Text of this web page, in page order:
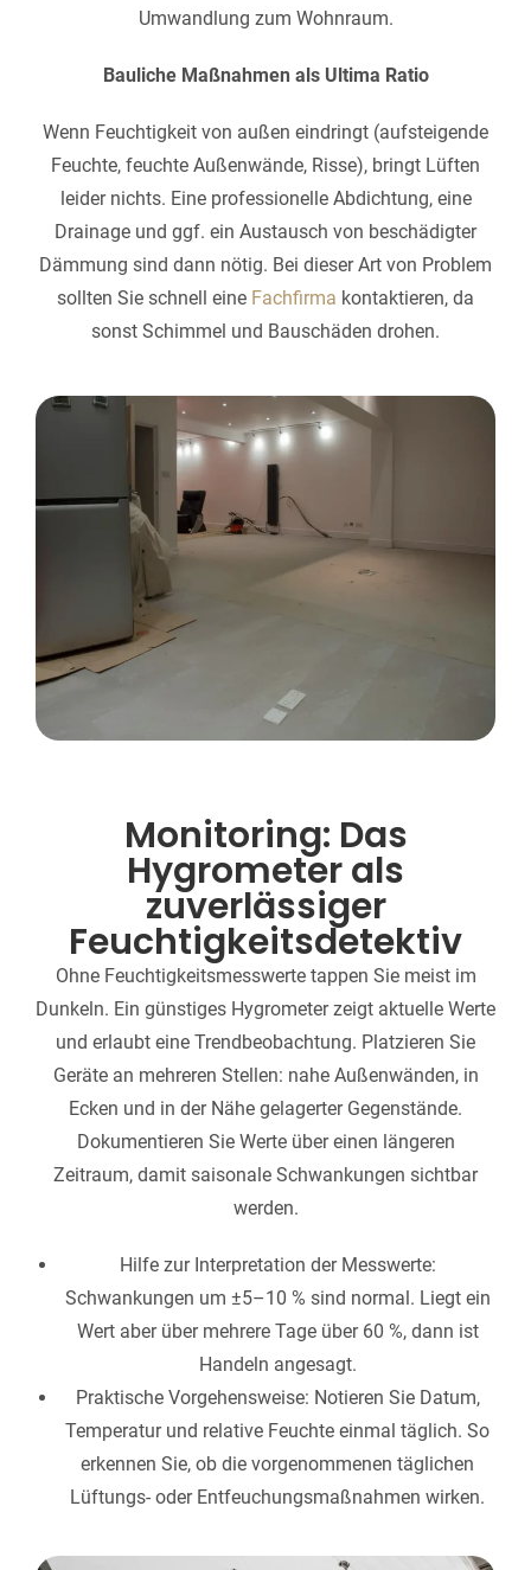
Umwandlung zum Wohnraum.
Bauliche Maßnahmen als Ultima Ratio
Wenn Feuchtigkeit von außen eindringt (aufsteigende
Feuchte, feuchte Außenwände, Risse), bringt Lüften
leider nichts. Eine professionelle Abdichtung, eine
Drainage und ggf. ein Austausch von beschädigter
Dämmung sind dann nötig. Bei dieser Art von Problem
sollten Sie schnell eine Fachfirma kontaktieren, da
sonst Schimmel und Bauschäden drohen.
Monitoring: Das
Hygrometer als
zuverlässiger
Feuchtigkeits­detektiv
Ohne Feuchtigkeitsmesswerte tappen Sie meist im
Dunkeln. Ein günstiges Hygrometer zeigt aktuelle Werte
und erlaubt eine Trendbeobachtung. Platzieren Sie
Geräte an mehreren Stellen: nahe Außenwänden, in
Ecken und in der Nähe gelagerter Gegenstände.
Dokumentieren Sie Werte über einen längeren
Zeitraum, damit saisonale Schwankungen sichtbar
werden.
Hilfe zur Interpretation der Messwerte:
Schwankungen um ±5–10 % sind normal. Liegt ein
Wert aber über mehrere Tage über 60 %, dann ist
Handeln angesagt.
Praktische Vorgehensweise: Notieren Sie Datum,
Temperatur und relative Feuchte einmal täglich. So
erkennen Sie, ob die vorgenommenen täglichen
Lüftungs- oder Entfeuchungsmaßnahmen wirken.